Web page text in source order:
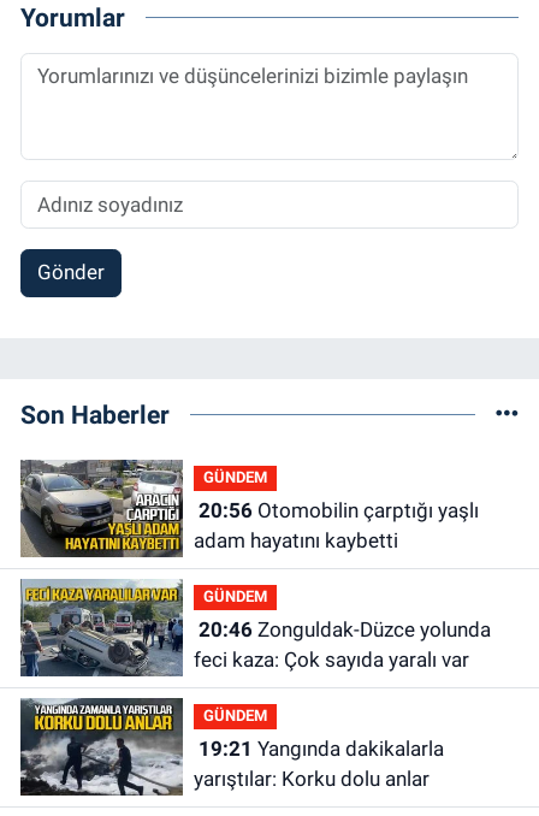
Yorumlar
Gönder
Son Haberler
GÜNDEM
20:56Otomobilin çarptığı yaşlı
adam hayatını kaybetti
GÜNDEM
20:46Zonguldak-Düzce yolunda
feci kaza: Çok sayıda yaralı var
GÜNDEM
19:21
yarıştılar: Korku dolu anlar